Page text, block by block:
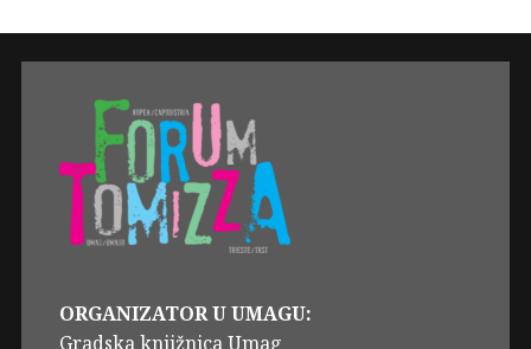
ORGANIZATOR U UMAGU:
Gradska knjižnica Umag